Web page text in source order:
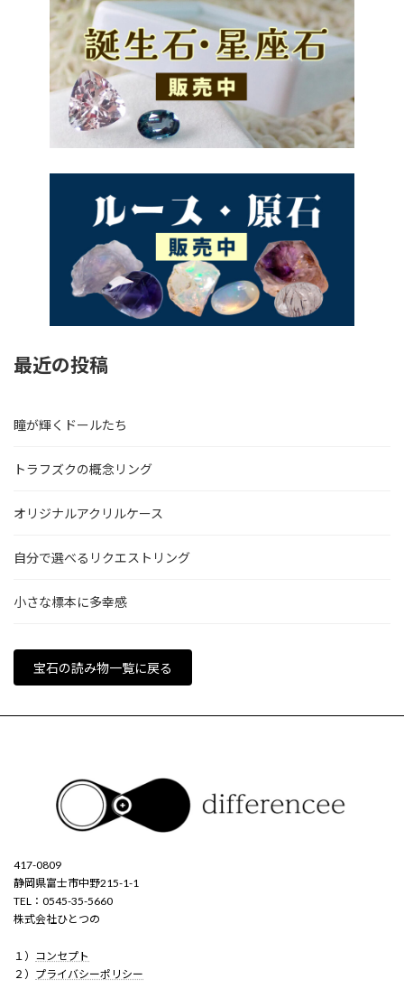
最近の投稿
瞳が輝くドールたち
トラフズクの概念リング
オリジナルアクリルケース
自分で選べるリクエストリング
小さな標本に多幸感
宝石の読み物一覧に戻る
417-0809
静岡県富士市中野215-1-1
TEL：0545-35-5660
株式会社ひとつの
１） コンセプト
２） プライバシーポリシー